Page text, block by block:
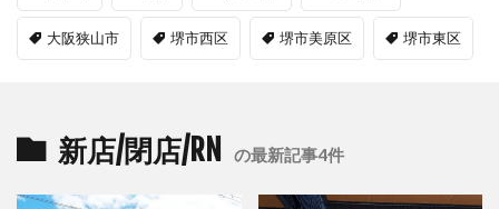
大阪狭山市 堺市西区 堺市美原区 堺市東区
新店/閉店/RN の最新記事4件